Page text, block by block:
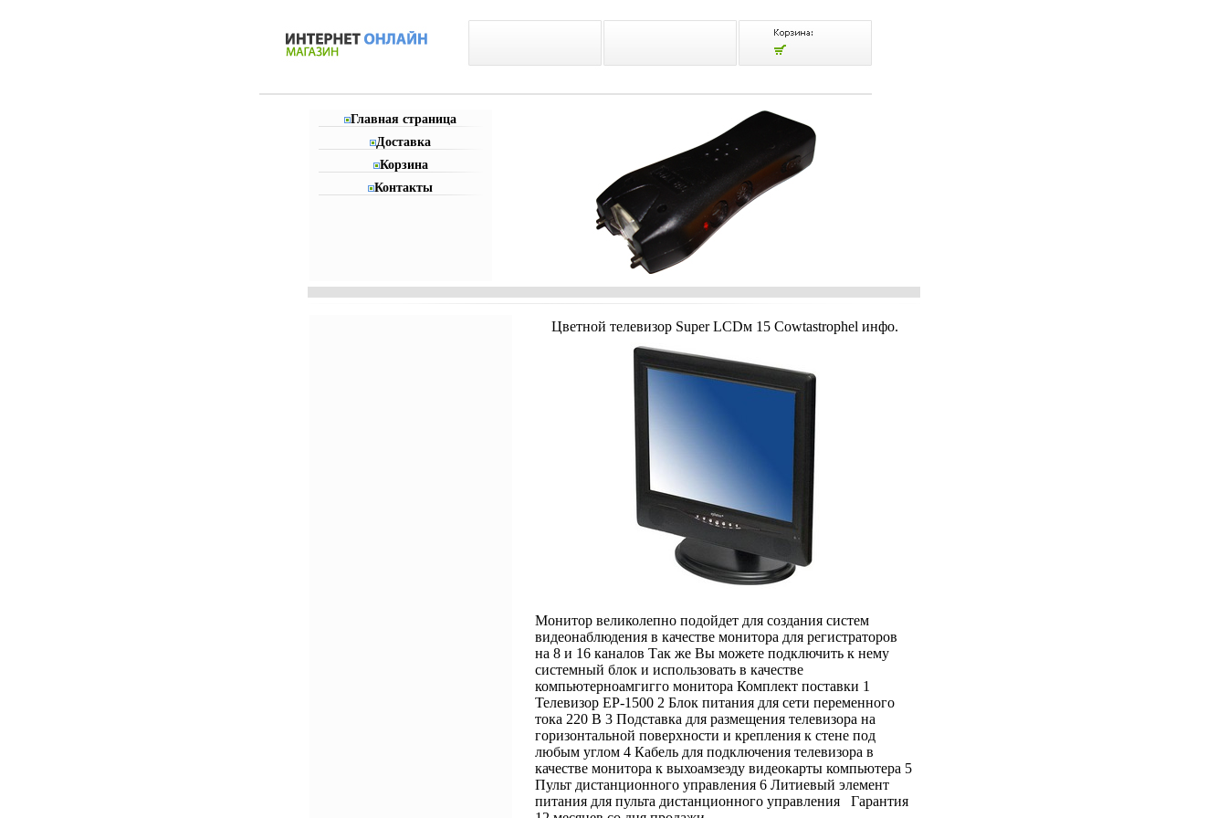
Главная страница
Доставка
Корзина
Контакты
Цветной телевизор Super LCDм 15 Cowtastrophel инфо.
Монитор великолепно подойдет для создания систем
видеонаблюдения в качестве монитора для регистраторов
на 8 и 16 каналов Так же Вы можете подключить к нему
системный блок и использовать в качестве
компьютерноамгигго монитора Комплект поставки 1
Телевизор EP-1500 2 Блок питания для сети переменного
тока 220 В 3 Подставка для размещения телевизора на
горизонтальной поверхности и крепления к стене под
любым углом 4 Кабель для подключения телевизора в
качестве монитора к выхоамзеэду видеокарты компьютера 5
Пульт дистанционного управления 6 Литиевый элемент
питания для пульта дистанционного управления Гарантия